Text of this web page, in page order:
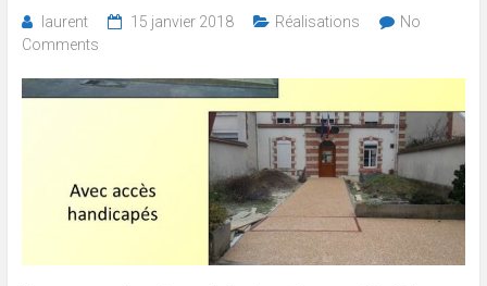
laurent 15 janvier 2018 Réalisations
No
Comments